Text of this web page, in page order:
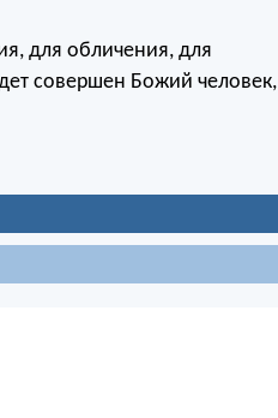
для обличения, для
совершен Божий человек,